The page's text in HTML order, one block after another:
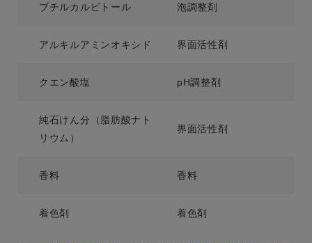
ブチルカルビトール 泡調整剤
アルキルアミンオキシド 界面活性剤
クエン酸塩 pH調整剤
純石けん分（脂肪酸ナト
リウム）
界面活性剤
香料 香料
着色剤 着色剤